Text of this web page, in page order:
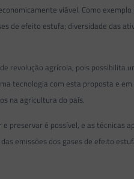
viável. Como
de efeito estufa; diversidade das
revolução agrícola, pois possibilita
tecnologia com esta proposta e
na agricultura do país.
preservar é possível, e as
emissões dos gases de efeito